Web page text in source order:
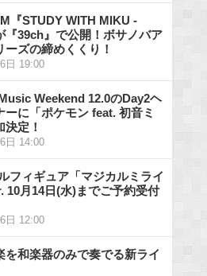
『STUDY WITH MIKU -
『39ch』で公開！ボサノバア
ーズの締めくくり！
日 19:00
Weekend 12.0のDay2ヘ
ーに「ポケモン feat. 初音ミ
決定！
日 14:00
フィギュア「マジカルミライ
10月14日(水)までご予約受付
日 12:00
を和楽器のみで奏でる新ライ